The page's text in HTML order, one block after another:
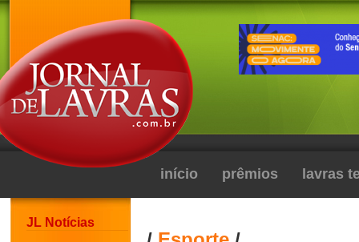
início prêmios lavras
JL Notícias